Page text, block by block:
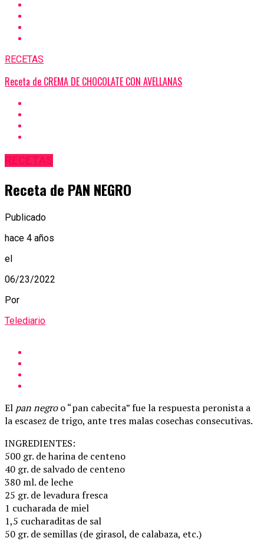
RECETAS
Receta de CREMA DE CHOCOLATE CON AVELLANAS
RECETAS
Receta de PAN NEGRO
Publicado
hace 4 años
el
06/23/2022
Por
Telediario
El pan negroo “pan cabecita” fue la respuesta peronista a
la escasez de trigo, ante tres malas cosechas consecutivas.
INGREDIENTES:
500 gr. de harina de centeno
40 gr. de salvado de centeno
380 ml. de leche
25 gr. de levadura fresca
1 cucharada de miel
1,5 cucharaditas de sal
50 gr. de semillas (de girasol, de calabaza, etc.)